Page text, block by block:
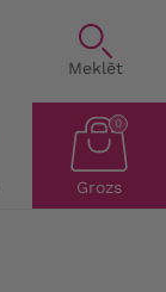
Meklēt
Grozs
0